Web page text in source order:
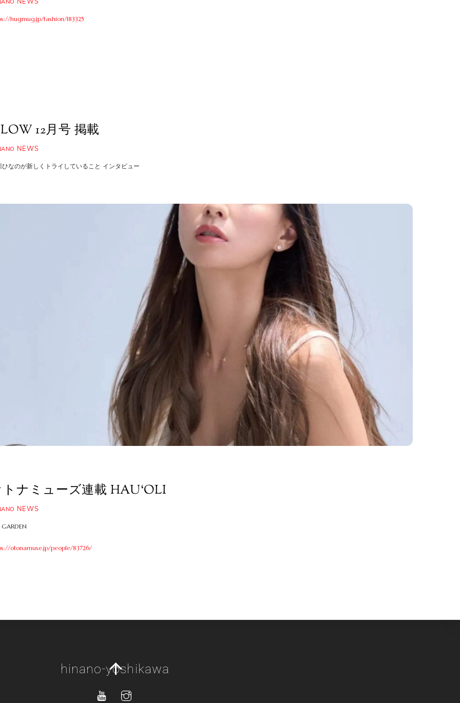
hugmug.jp/fashion/183325
12月号 掲載
NEWS
ひなのが新しくトライしていること インタビュー
ナミューズ連載 HAU‘OLI
NEWS
otonamuse.jp/people/83726/
Back
Top
hinano-yoshikawa